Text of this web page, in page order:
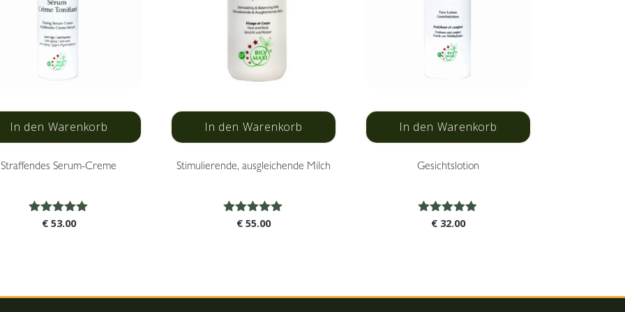
In den Warenkorb
Straffendes Serum-Creme
Bewertet
€53.00
In den Warenkorb
Stimulierende, ausgleichende Milch
Bewertet
€55.00
In den Warenkorb
Gesichtslotion
Bewertet
€32.00